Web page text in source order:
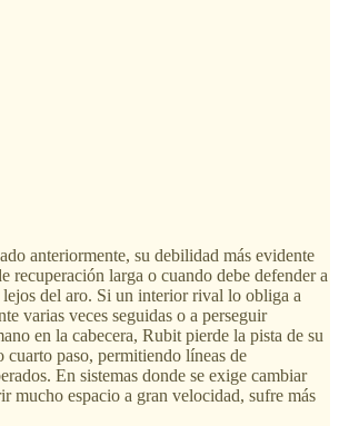
anteriormente, su debilidad más evidente
recuperación larga o cuando debe defender a
del aro. Si un interior rival lo obliga a
varias veces seguidas o a perseguir
en la cabecera, Rubit pierde la pista de su
cuarto paso, permitiendo líneas de
En sistemas donde se exige cambiar
mucho espacio a gran velocidad, sufre más